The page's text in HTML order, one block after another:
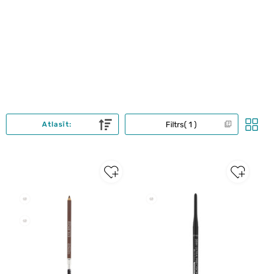
Filtrs 1
Atlasīt: